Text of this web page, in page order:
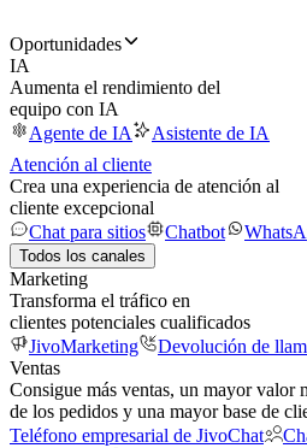
Oportunidades
IA
Aumenta el rendimiento del
equipo con IA
Agente de IA
Asistente de IA
Atención al cliente
Crea una experiencia de atención al
cliente excepcional
Chat para sitios
Chatbot
Todos los canales
Marketing
Transforma el tráfico en
clientes potenciales cualificados
JivoMarketing
Devolución de
Ventas
Consigue más ventas, un mayor valor
de los pedidos y una mayor base de
Teléfono empresarial de JivoChat